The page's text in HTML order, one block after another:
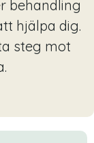
behandling
hjälpa dig.
steg mot